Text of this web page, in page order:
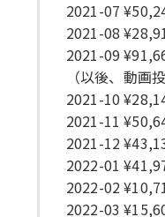
2021-07
2021-08
2021-09
（以後、動画
2021-10
2021-11
2021-12
2022-01
2022-02
2022-03